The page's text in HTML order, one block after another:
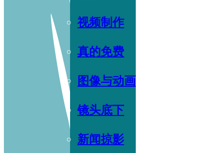
视频制作
真的免费
图像与动画
镜头底下
新闻掠影